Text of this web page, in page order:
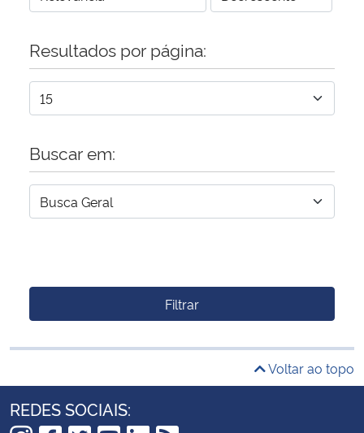
Resultados por página:
Buscar em:
Filtrar
Voltar ao topo
REDES SOCIAIS: